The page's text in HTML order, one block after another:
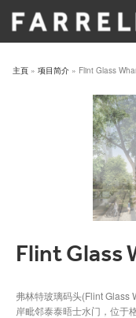
content
主頁 » 项目简介 » Flint Glass
Flint Glass
弗林特玻璃码头(Flint Glass
岸毗邻泰泰晤士水门，位于